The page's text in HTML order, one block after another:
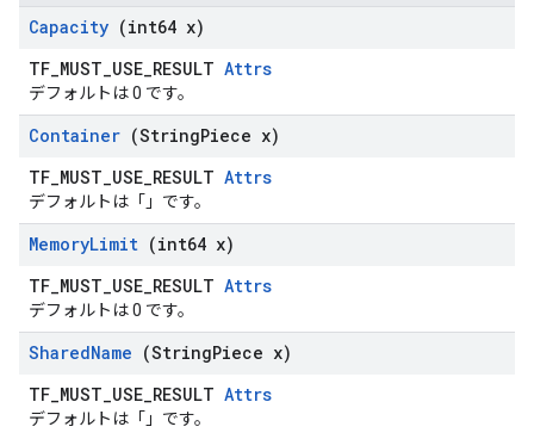
Capacity (int64 x)
TF_MUST_USE_RESULT Attrs
デフォルトは 0 です。
Container (StringPiece x)
TF_MUST_USE_RESULT Attrs
デフォルトは「」です。
MemoryLimit (int64 x)
TF_MUST_USE_RESULT Attrs
デフォルトは 0 です。
SharedName (StringPiece x)
TF_MUST_USE_RESULT Attrs
デフォルトは「」です。